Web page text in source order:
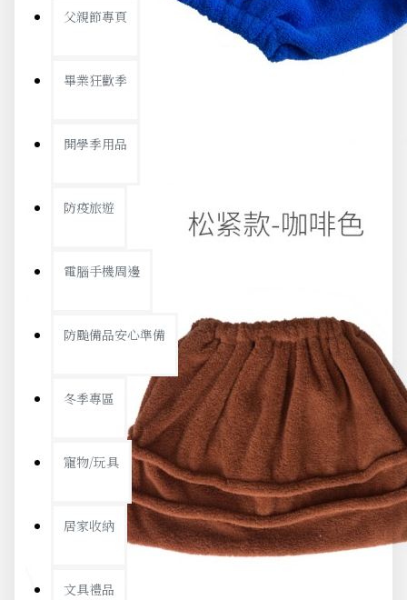
父親節專頁
畢業狂歡季
開學季用品
防疫旅遊
電腦手機周邊
防颱備品安心準備
冬季專區
寵物/玩具
居家收納
文具禮品